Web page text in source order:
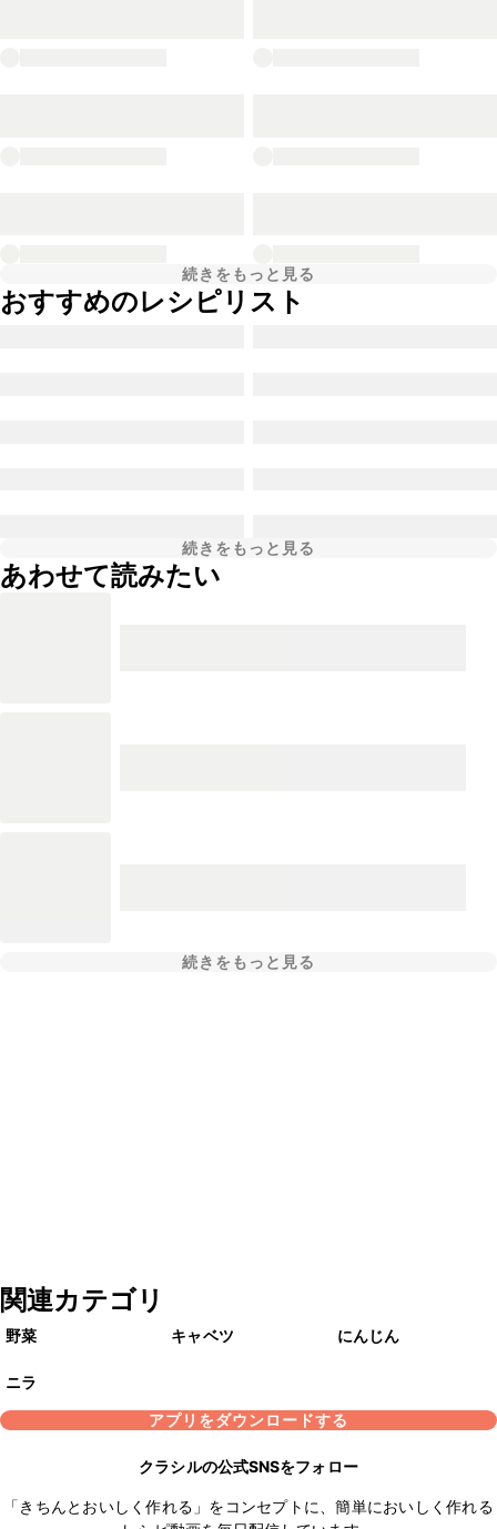
続きをもっと見る
おすすめのレシピリスト
続きをもっと見る
あわせて読みたい
続きをもっと見る
関連カテゴリ
野菜 キャベツ にんじん
ニラ
アプリをダウンロードする
クラシルの公式SNSをフォロー
「きちんとおいしく作れる」をコンセプトに、簡単においしく作れる